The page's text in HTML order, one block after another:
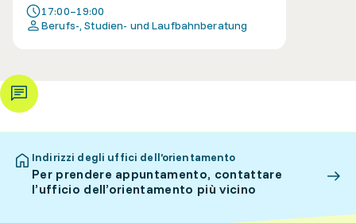
17:00–19:00
Berufs-, Studien- und Laufbahnberatung
Indirizzi degli uffici dell’orientamento
Per prendere appuntamento, contattare
l’ufficio dell’orientamento più vicino